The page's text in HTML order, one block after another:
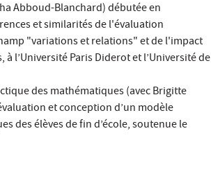
Abboud-Blanchard) débutée en
et similarités de l'évaluation
"variations et relations" et de l'impact
l’Université Paris Diderot et l’Université de
des mathématiques (avec Brigitte
et conception d’un modèle
des élèves de fin d’école, soutenue le